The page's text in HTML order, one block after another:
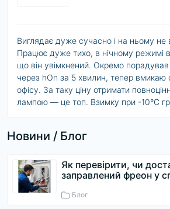
Виглядає дуже сучасно і на ньому не
Працює дуже тихо, в нічному режимі
що він увімкнений. Окремо
через hOn за 5 хвилин, тепер
офісу. За таку ціну отримати
лампою — це топ. Взимку при -10°C
Новини / Блог
Як перевірити, чи
заправлений фреон у
Блог